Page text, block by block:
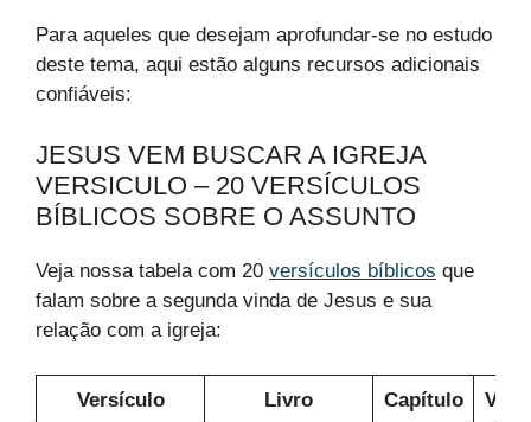
Para aqueles que desejam aprofundar-se no estudo
deste tema, aqui estão alguns recursos adicionais
confiáveis:
JESUS VEM BUSCAR A IGREJA
VERSICULO – 20 VERSÍCULOS
BÍBLICOS SOBRE O ASSUNTO
Veja nossa tabela com 20 versículos bíblicos que
falam sobre a segunda vinda de Jesus e sua
relação com a igreja:
Versículo Livro Capítulo